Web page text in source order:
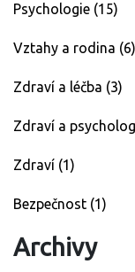
Psychologie (15)
Vztahy a rodina (6)
Zdraví a léčba (3)
Zdraví a
Zdraví (1)
Bezpečnost (1)
Archivy